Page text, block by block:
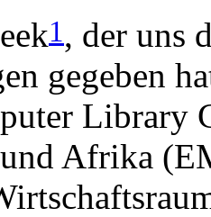
1, der uns
gegeben
Library
Afrika